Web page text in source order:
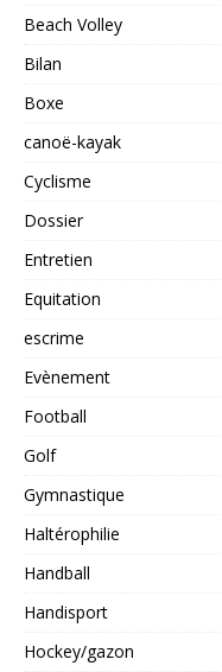
Beach Volley
Bilan
Boxe
canoë-kayak
Cyclisme
Dossier
Entretien
Equitation
escrime
Evènement
Football
Golf
Gymnastique
Haltérophilie
Handball
Handisport
Hockey/gazon